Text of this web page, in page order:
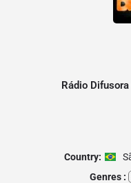
Rádio
Country:
Genres :